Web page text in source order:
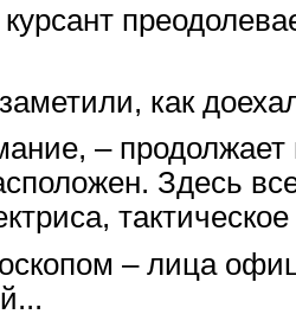
как
–
Здесь
– лица